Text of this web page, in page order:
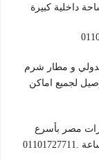
داخلية كبيرة
و مطار شرم
لجميع اماكن
مصر بأسرع